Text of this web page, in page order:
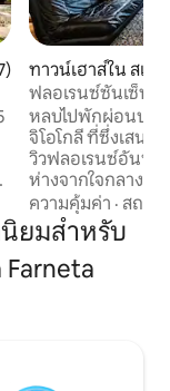
4.98 จาก 5, 187 รีวิว
ทาวน์เฮาส์ใน สแก
ฟลอเรนซ์ซันเซ็ทฮิล
หลบไปพักผ่อนบนเ
จิโอโกลี ที่ซึ่งเสน่
วิวฟลอเรนซ์อันน่
ห่างจากใจกลางเ
15 นาที เป็นฐานที่
รสำรวจทัสคานี พ
เช้าอันเงียบสงบ
จดจำ และความง
ที่พักแห่งนี้รายล้อ
ความคุ้มค่า · สถาน
ยมสำหรับ